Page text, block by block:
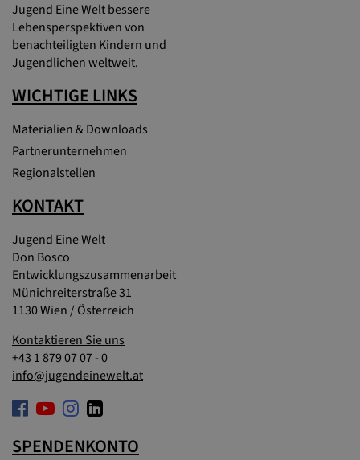
Jugend Eine Welt bessere
Lebensperspektiven von
benachteiligten Kindern und
Jugendlichen weltweit.
WICHTIGE LINKS
Materialien & Downloads
Partnerunternehmen
Regionalstellen
KONTAKT
Jugend Eine Welt
Don Bosco
Entwicklungszusammenarbeit
Münichreiterstraße 31
1130 Wien / Österreich
Kontaktieren Sie uns
+43 1 879 07 07 - 0
info@jugendeinewelt.at
SPENDENKONTO